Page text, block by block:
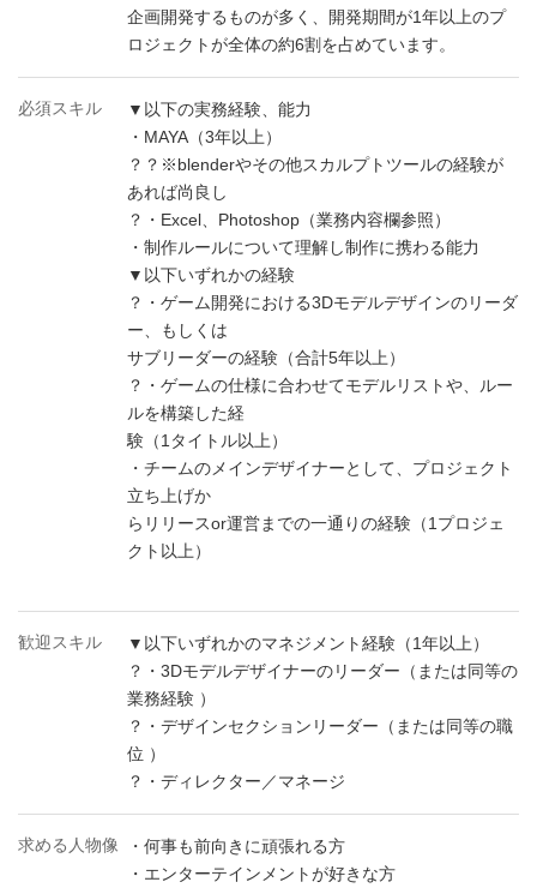
企画開発するものが多く、開発期間が1年以上のプ
ロジェクトが全体の約6割を占めています。
必須スキル
▼以下の実務経験、能力
・MAYA（3年以上）
？？※blenderやその他スカルプトツールの経験が
あれば尚良し
？・Excel、Photoshop（業務内容欄参照）
・制作ルールについて理解し制作に携わる能力
▼以下いずれかの経験
？・ゲーム開発における3Dモデルデザインのリーダ
ー、もしくは
サブリーダーの経験（合計5年以上）
？・ゲームの仕様に合わせてモデルリストや、ルー
ルを構築した経
験（1タイトル以上）
・チームのメインデザイナーとして、プロジェクト
立ち上げか
らリリースor運営までの一通りの経験（1プロジェ
クト以上）
歓迎スキル
▼以下いずれかのマネジメント経験（1年以上）
？・3Dモデルデザイナーのリーダー（または同等の
業務経験 ）
？・デザインセクションリーダー（または同等の職
位 ）
？・ディレクター／マネージ
求める人物像
・何事も前向きに頑張れる方
・エンターテインメントが好きな方